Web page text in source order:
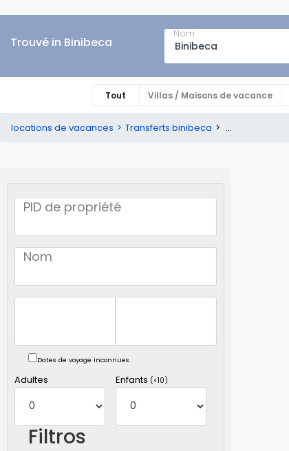
Trouvé in Binibeca
Nom
Tout Villas / Maisons de vacance
locations de vacances Transferts binibeca ...
PID de propriété
Nom
Dates de voyage inconnues
Adultes Enfants (<10)
Filtros